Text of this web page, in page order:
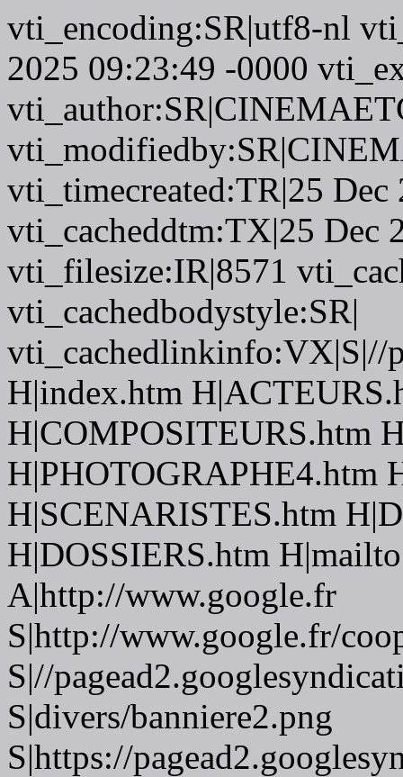
vti_encoding:SR|utf8-nl
2025 09:23:49 -0000
vti_timecreated:TR|25
vti_cacheddtm:TX|25 Dec
vti_filesize:IR|8571
vti_cachedbodystyle:SR|
vti_cachedlinkinfo:VX|S|//
H|index.htm
H|COMPOSITEURS.htm
H|PHOTOGRAPHE4.htm
H|SCENARISTES.htm
H|DOSSIERS.htm
A|http://www.google.fr
S|http://www.google.fr/
S|//
S|divers/banniere2.png
S|https://